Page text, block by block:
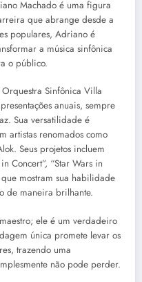
Machado é uma figura
que abrange desde a
populares, Adriano é
a música sinfônica
o público.
Sinfônica Villa
anuais, sempre
Sua versatilidade é
artistas renomados como
Seus projetos incluem
Concert”, “Star Wars in
mostram sua habilidade
de maneira brilhante.
ele é um verdadeiro
única promete levar os
trazendo uma
não pode perder.